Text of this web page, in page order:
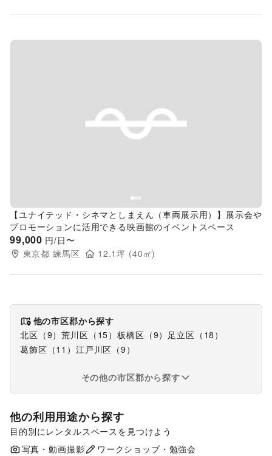
Previous slide
【ユナイテッド・シネマとしまえん（車両展示用）】展示会や
プロモーションに活用できる映画館のイベントスペース
99,000 円/日〜
東京都 練馬区 12.1坪 (40 ㎡)
他の市区郡から探す
北区 （9）荒川区 （ 15）板橋区 （9） 足立区 （ 18 ）
葛飾区 （11 ） 江戸川区 （9 ）
その他の市区郡から探す
他の利用用途から探す
目的別にレンタルスペースを見つけよう
ポップアップストア
食品販売 販促イベント
写真・動画撮影 ワークショップ・勉強会